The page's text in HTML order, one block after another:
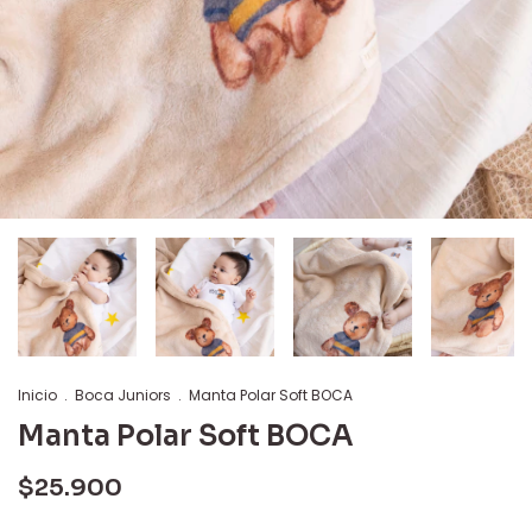
Inicio . Boca Juniors . Manta Polar Soft BOCA
Manta Polar Soft BOCA
$25.900